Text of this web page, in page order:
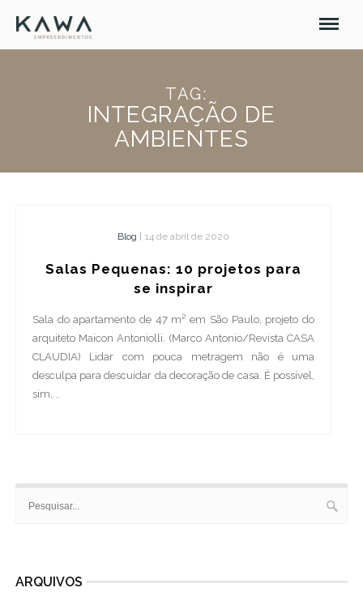
TAG:
INTEGRAÇÃO DE
AMBIENTES
Blog 14 de abril de 2020
Salas Pequenas: 10 projetos para
se inspirar
Sala do apartamento de 47 m² em São Paulo, projeto do
arquiteto Maicon Antoniolli. (Marco Antonio/Revista CASA
CLAUDIA) Lidar com pouca metragem não é uma
desculpa para descuidar da decoração de casa. É possível,
sim,...
ARQUIVOS